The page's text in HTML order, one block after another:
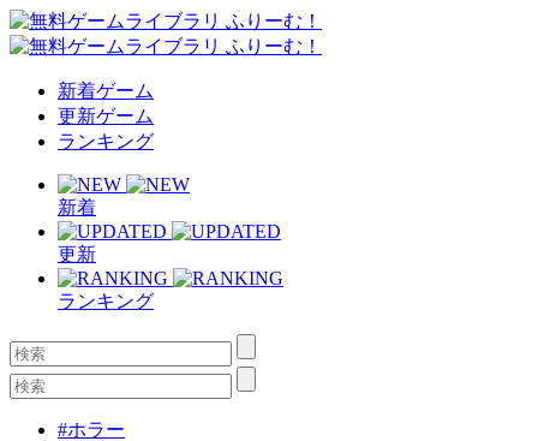
新着ゲーム
更新ゲーム
ランキング
新着
更新
ランキング
#ホラー